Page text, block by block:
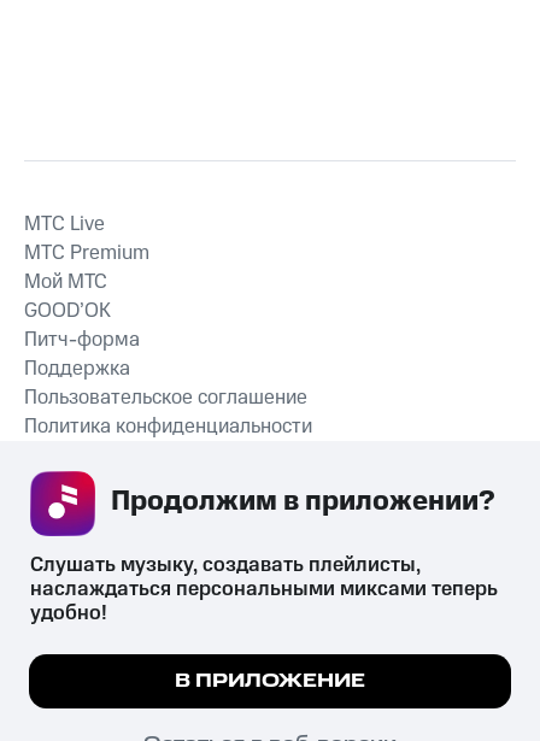
СКАЧАТЬ ПРИЛОЖЕНИЕ
MTС Live
MTС Premium
Мой МТС
GOOD’OK
Питч-форма
Поддержка
Пользовательское соглашение
Политика конфиденциальности
психотропных веществ, их аналогов причиняет вред здоровью,
их незаконный оборот запрещён и влечёт установленную
законодательством ответственность.
© 2026 ООО «КИОН».
Мы используем куки, чтобы на сайте все
Подробнее
Слушать музыку, создавать плейлисты,
наслаждаться персональными миксами теперь
удобно!
В ПРИЛОЖЕНИЕ